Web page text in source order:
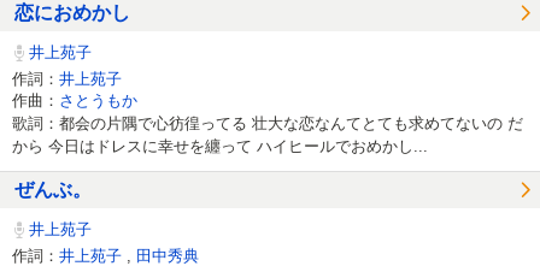
恋におめかし
井上苑子
作詞： 井上苑子
作曲： さとうもか
歌詞：都会の片隅で心彷徨ってる 壮大な恋なんてとても求めてないの だ
から 今日はドレスに幸せを纏って ハイヒールでおめかし...
ぜんぶ。
井上苑子
作詞： 井上苑子
田中秀典